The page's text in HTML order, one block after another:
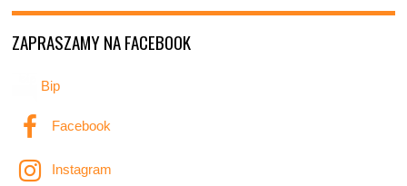
ZAPRASZAMY NA FACEBOOK
Bip
Facebook
Instagram